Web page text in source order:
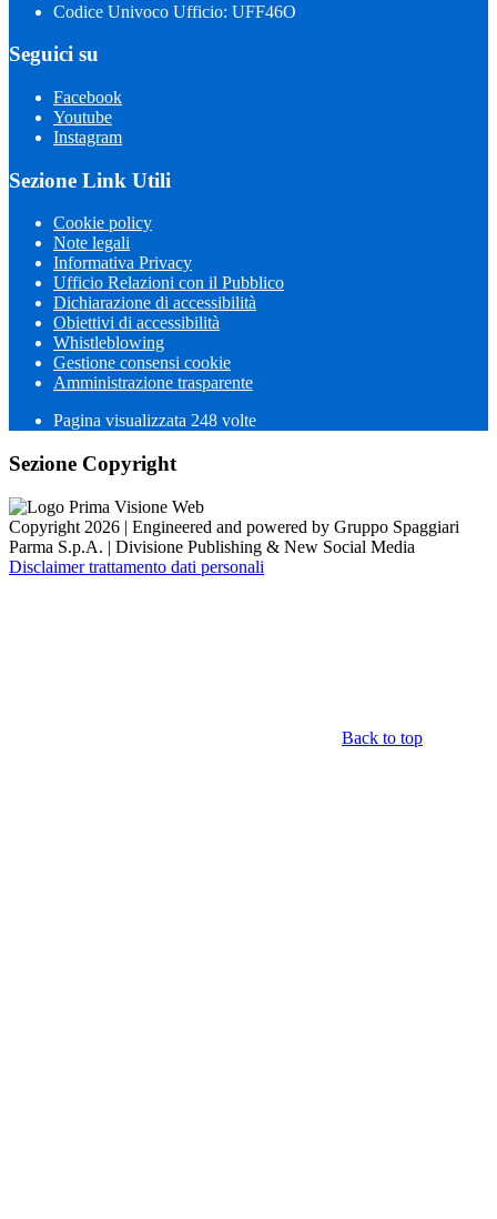
Codice Univoco Ufficio: UFF46O
Seguici su
Facebook
Youtube
Instagram
Sezione Link Utili
Cookie policy
Note legali
Informativa Privacy
Ufficio Relazioni con il Pubblico
Dichiarazione di accessibilità
Obiettivi di accessibilità
Whistleblowing
Gestione consensi cookie
Amministrazione trasparente
Pagina visualizzata 248 volte
Sezione Copyright
Copyright 2026 | Engineered and powered by Gruppo Spaggiari
Parma S.p.A. | Divisione Publishing & New Social Media
Disclaimer trattamento dati personali
Back to top